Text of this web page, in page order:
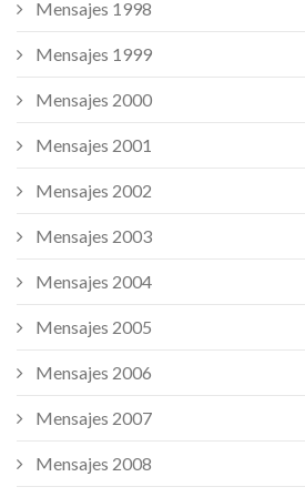
Mensajes 1998
Mensajes 1999
Mensajes 2000
Mensajes 2001
Mensajes 2002
Mensajes 2003
Mensajes 2004
Mensajes 2005
Mensajes 2006
Mensajes 2007
Mensajes 2008